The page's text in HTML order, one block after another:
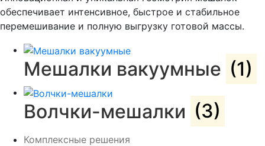
обеспечивает интенсивное, быстрое и стабильное
перемешивание и полную выгрузку готовой массы.
Мешалки вакуумные (1)
Волчки-мешалки (3)
Комплексные решения